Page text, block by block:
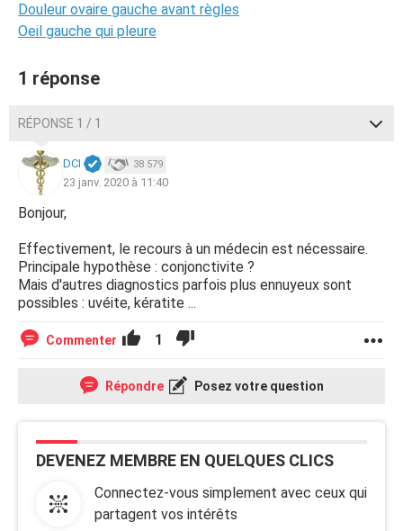
Douleur ovaire gauche avant règles
Oeil gauche qui pleure
1 réponse
RÉPONSE 1 / 1
DCI 38 579
23 janv. 2020 à 11:40
Bonjour,
Effectivement, le recours à un médecin est nécessaire.
Principale hypothèse : conjonctivite ?
Mais d'autres diagnostics parfois plus ennuyeux sont
possibles : uvéite, kératite ...
Commenter 1
Répondre Posez votre question
DEVENEZ MEMBRE EN QUELQUES CLICS
Connectez-vous simplement avec ceux qui
partagent vos intérêts